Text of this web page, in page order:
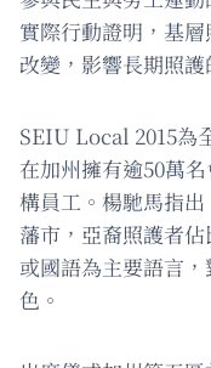
實際行動證明，基
改變，影響長期照護
SEIU Local 2015為
在加州擁有逾50萬
構員工。楊馳馬指
藩市，亞裔照護者
或國語為主要語言
色。